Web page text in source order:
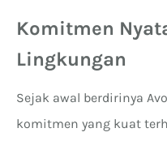
Komitmen
Lingkungan
Sejak awal berdirinya
komitmen yang kuat